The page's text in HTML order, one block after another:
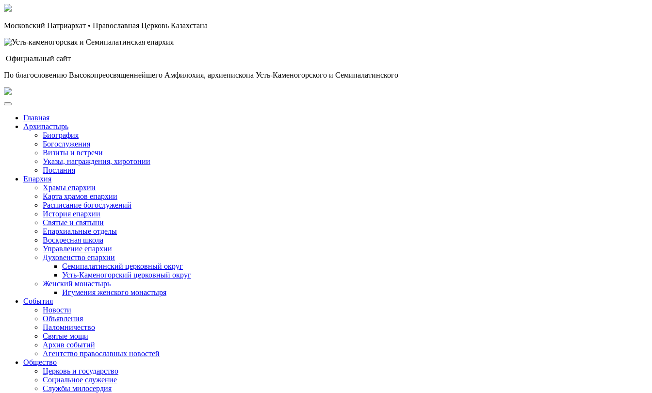
Московский Патриархат • Православная Церковь Казахстана
Официальный сайт
По благословению Высокопреосвященнейшего Амфилохия, архиепископа Усть-Каменогорского и Семипалатинского
Главная
Архипастырь
Биография
Богослужения
Визиты и встречи
Указы, награждения, хиротонии
Послания
Епархия
Храмы епархии
Карта храмов епархии
Расписание богослужений
История епархии
Святые и святыни
Епархиальные отделы
Воскресная школа
Управление епархии
Духовенство епархии
Семипалатинский церковный округ
Усть-Каменогорский церковный округ
Женский монастырь
Игумения женского монастыря
События
Новости
Объявления
Паломничество
Святые мощи
Архив событий
Агентство православных новостей
Общество
Церковь и государство
Социальное служение
Службы милосердия